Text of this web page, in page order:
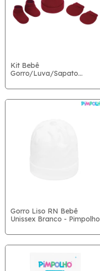
Kit Bebê
Gorro/Luva/Sapato
Gorro Liso RN Bebê
Unissex Branco - Pimpolho